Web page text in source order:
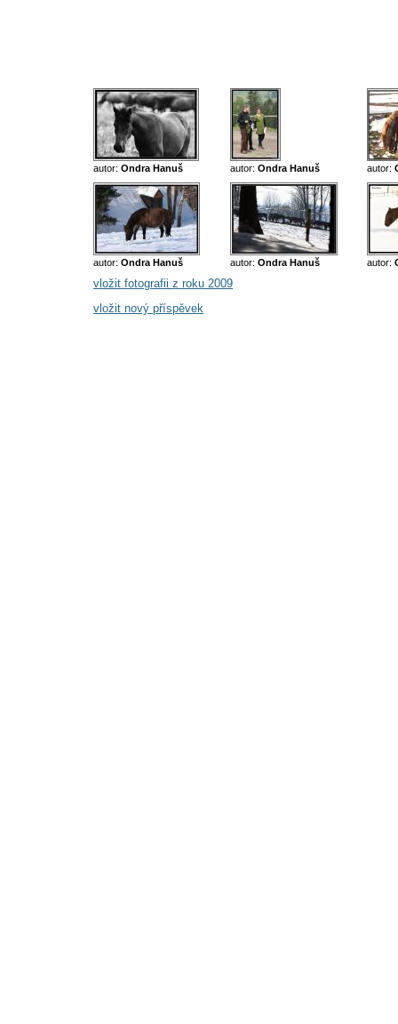
autor: Ondra Hanuš autor: Ondra Hanuš autor:
autor: Ondra Hanuš autor: Ondra Hanuš autor:
vložit fotografii z roku 2009
vložit nový příspěvek